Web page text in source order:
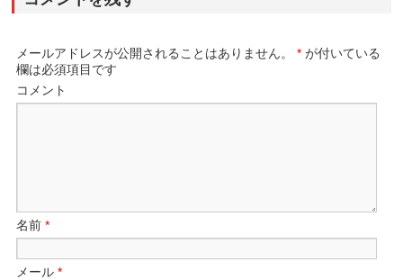
メールアドレスが公開されることはありません。 * が付いている
欄は必須項目です
コメント
名前*
メール*